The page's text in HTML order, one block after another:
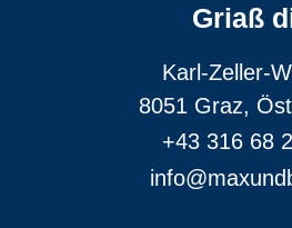
Griaß
Karl-Zeller-
8051 Graz,
+43 316 68